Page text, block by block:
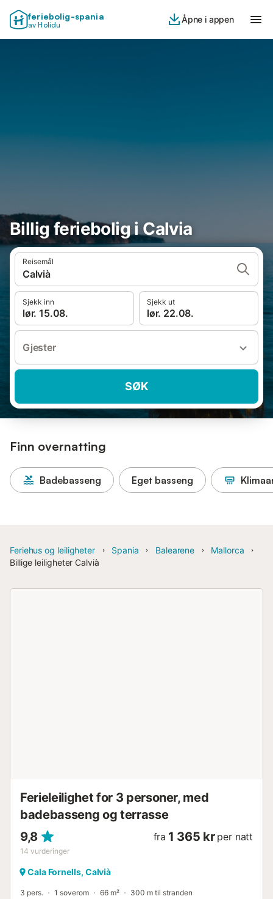
feriebolig-spania
av Holidu
Åpne i appen
Billig feriebolig i Calvia
Reisemål
Calvià
Sjekk inn
lør. 15.08.
Sjekk ut
lør. 22.08.
Gjester
SØK
Finn overnatting
Badebasseng Eget basseng
Feriehus og leiligheter Spania Balearene
Mallorca
Billige leiligheter Calvià
Ferieleilighet for 3 personer, med
badebasseng og terrasse
9,8
14 vurderinger
fra 1 365 kr per natt
Cala Fornells, Calvià
3 pers. 1 soverom 66 m² 300 m til stranden